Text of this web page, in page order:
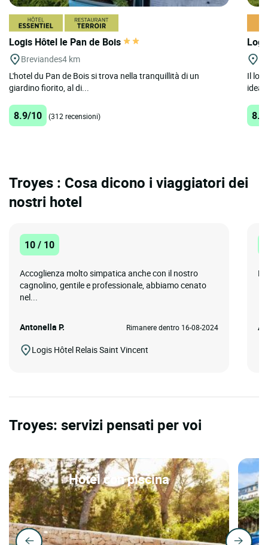
Logis Hôtel le Pan de Bois
Breviandes4 km
L'hotel du Pan de Bois si trova nella tranquillità di un
giardino fiorito, al di...
8.9/10 (312 recensioni)
Il
Troyes : Cosa dicono i viaggiatori dei
nostri hotel
10 / 10
Accoglienza molto simpatica anche con il nostro
cagnolino, gentile e professionale, abbiamo cenato
nel...
Antonella P. Rimanere dentro 16-08-2024
Logis Hôtel Relais Saint Vincent
Troyes: servizi pensati per voi
Hotel con piscina